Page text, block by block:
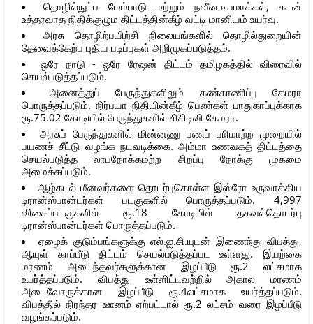
தொழில்நுட்ப மேம்பாடு மற்றும் நவீனமயமாக்கல், கடன்
உத்தரவாத நிதிக்குழும திட்டத்தின்கீழ் வட்டி மானியம் உயர்வு.
அரசு தொழிற்பயிற்சி நிலையங்களில் தொழில்துறையின்
தேவைக்கேற்ப புதிய படிப்புகள் அறிமுகப்படுத்தம்.
ஒரே நாடு - ஒரே ரேஷன் திட்டம் தமிழகத்தில் விரைவில்
செயல்படுத்தப்படும்.
அனைத்துப் பேருந்துகளிலும் கண்காணிப்பு கேமரா
பொருத்தப்படும். நிர்பயா நிதியின்கீழ் பெண்கள் பாதுகாப்புக்காக
ரூ.75.02 கோடியில் பேருந்துகளில் சிசிடிவி கேமரா.
அரசுப் பேருந்துகளில் மின்னணு பணப் பரிமாற்ற முறையில்
பயணச் சீட்டு வழங்க நடவடிக்கை. அம்மா உணவகத் திட்டத்தை
செயல்படுத்த லாபநோக்கமற்ற சிறப்பு நோக்கு முகமை
அமைக்கப்படும்.
ஆழ்கடல் மீனவர்களை தொடர்புகொள்ள இஸ்ரோ உருவாக்கிய
டிரான்ஸ்பான்டர்கள் படகுகளில் பொருத்தப்படும். 4,997
விசைப்படகுகளில் ரூ.18 கோடியில் தகவல்தொடர்பு
டிரான்ஸ்பான்டர்கள் பொருத்தப்படும்.
ஏழைக் குடும்பங்களுக்கு எல்.ஐ.சி.யுடன் இணைந்து விபத்து,
ஆயுள் காப்பீடு திட்டம் செயல்படுத்தப்பட உள்ளது. இயற்கை
மரணம் அடைந்தவர்களுக்கான இழப்பீடு ரூ.2 லட்சமாக
உயர்த்தப்படும். விபத்து உள்ளிட்டவற்றில் அகால மரணம்
அடைவோருக்கான இழப்பீடு ரூ.4லட்சமாக உயர்த்தப்படும்.
விபத்தில் நிரந்தர ஊனம் ஏற்பட்டால் ரூ.2 லட்சம் வரை இழப்பீடு
வழங்கப்படும்.